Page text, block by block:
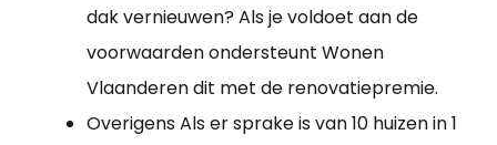
dak vernieuwen? Als je voldoet aan de
voorwaarden ondersteunt Wonen
Vlaanderen dit met de renovatiepremie.
Overigens Als er sprake is van 10 huizen in 1